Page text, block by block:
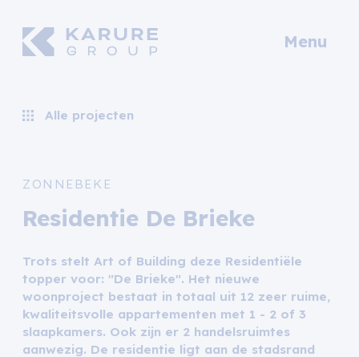
Menu
Alle projecten
ZONNEBEKE
Residentie De Brieke
Trots stelt Art of Building deze Residentiële
topper voor: "De Brieke". Het nieuwe
woonproject bestaat in totaal uit 12 zeer ruime,
kwaliteitsvolle appartementen met 1 - 2 of 3
slaapkamers. Ook zijn er 2 handelsruimtes
aanwezig. De residentie ligt aan de stadsrand